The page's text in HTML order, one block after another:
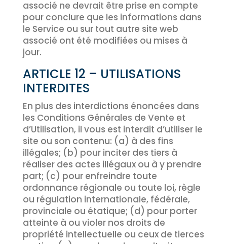
associé ne devrait être prise en compte
pour conclure que les informations dans
le Service ou sur tout autre site web
associé ont été modifiées ou mises à
jour.
ARTICLE 12 – UTILISATIONS
INTERDITES
En plus des interdictions énoncées dans
les Conditions Générales de Vente et
d’Utilisation, il vous est interdit d’utiliser le
site ou son contenu: (a) à des fins
illégales; (b) pour inciter des tiers à
réaliser des actes illégaux ou à y prendre
part; (c) pour enfreindre toute
ordonnance régionale ou toute loi, règle
ou régulation internationale, fédérale,
provinciale ou étatique; (d) pour porter
atteinte à ou violer nos droits de
propriété intellectuelle ou ceux de tierces